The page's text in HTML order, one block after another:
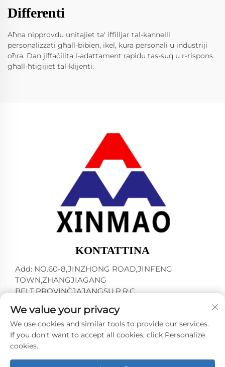
Differenti
Aħna nipprovdu unitajiet ta' iffilljar tal-kannelli
personalizzati għall-bibien, ikel, kura personali u industriji
oħra. Dan jiffaċilita l-adattament rapidu tas-suq u r-rispons
għall-ħtiġijiet tal-klijenti.
KONTATTINA
Add: NO.60-8,JINZHONG ROAD,JINFENG
TOWN,ZHANGJIAGANG
BELT,PROVINĊJAJANGSU,P.R.C
Tel: +86-18952445692
E-mail:[email protected]
We value your privacy
We use cookies and similar tools to provide our services.
If you don't want to accept all cookies, click Personalize
cookies.